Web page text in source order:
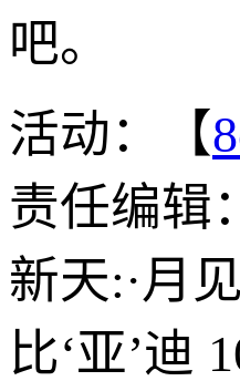
吧。
活动：【
责任编辑
新天:·月
比‘亚’迪